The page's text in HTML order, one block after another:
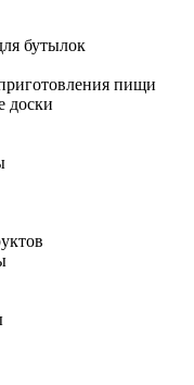
бутылок
пищи
доски